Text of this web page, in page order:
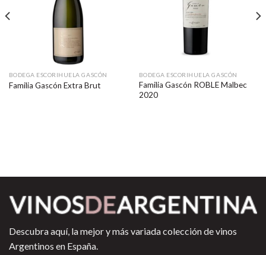
BODEGA ESCORIHUELA GASCÓN
Familia Gascón Extra Brut
BODEGA ESCORIHUELA GASCÓN
Familia Gascón ROBLE Malbec
2020
Descubra aquí, la mejor y más variada colección de vinos
Argentinos en España.